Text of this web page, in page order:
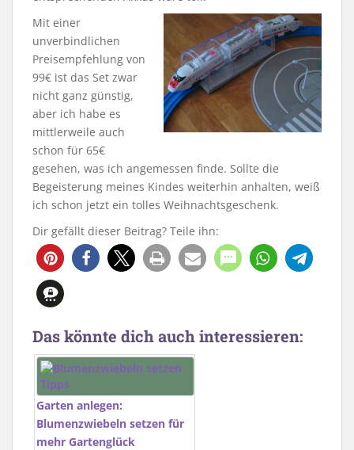
Mit einer
unverbindlichen
Preisempfehlung von
99€ ist das Set zwar
nicht ganz günstig,
aber ich habe es
mittlerweile auch
schon für 65€
gesehen, was ich angemessen finde. Sollte die
Begeisterung meines Kindes weiterhin anhalten, weiß
ich schon jetzt ein tolles Weihnachtsgeschenk.
Dir gefällt dieser Beitrag? Teile ihn:
Das könnte dich auch interessieren:
Garten anlegen:
Blumenzwiebeln setzen für
mehr Gartenglück